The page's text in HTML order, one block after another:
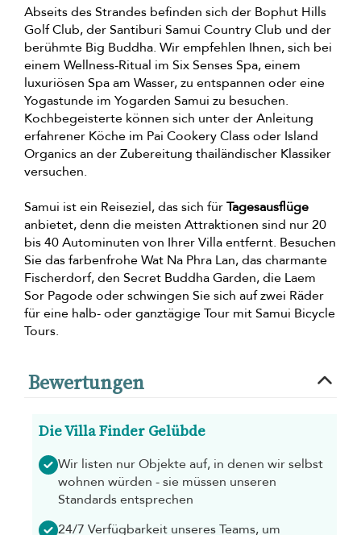
Abseits des Strandes befinden sich der Bophut Hills
Golf Club, der Santiburi Samui Country Club und der
berühmte Big Buddha. Wir empfehlen Ihnen, sich bei
einem Wellness-Ritual im Six Senses Spa, einem
luxuriösen Spa am Wasser, zu entspannen oder eine
Yogastunde im Yogarden Samui zu besuchen.
Kochbegeisterte können sich unter der Anleitung
erfahrener Köche im Pai Cookery Class oder Island
Organics an der Zubereitung thailändischer Klassiker
versuchen.
Samui ist ein Reiseziel, das sich fürTagesausflüge
anbietet, denn die meisten Attraktionen sind nur 20
bis 40 Autominuten von Ihrer Villa entfernt. Besuchen
Sie das farbenfrohe Wat Na Phra Lan, das charmante
Fischerdorf, den Secret Buddha Garden, die Laem
Sor Pagode oder schwingen Sie sich auf zwei Räder
für eine halb- oder ganztägige Tour mit Samui Bicycle
Tours.
Bewertungen
Die Villa Finder Gelübde
Wir listen nur Objekte auf, in denen wir selbst
wohnen würden - sie müssen unseren
Standards entsprechen
24/7 Verfügbarkeit unseres Teams, um